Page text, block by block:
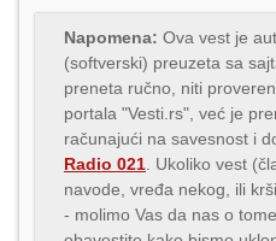
Napomena: Ova vest je
(softverski) preuzeta sa
preneta ručno, niti
portala "Vesti.rs", već je
računajući na savesnost i
Radio 021 . Ukoliko vest
navode, vređa nekog, ili
- molimo Vas da nas o tome